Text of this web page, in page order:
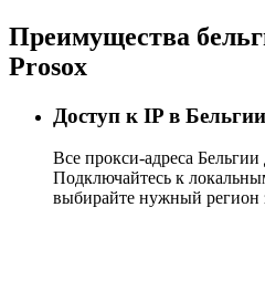
Преимущества
Prosox
Доступ к IP в Бельгии
Все прокси-адреса
Подключайтесь к
выбирайте нужный регион